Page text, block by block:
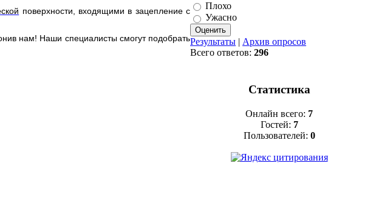
поверхности, входящими в зацепление с
нам! Наши специалисты смогут подобрать
Плохо
Ужасно
Результаты | Архив опросов
Всего ответов: 296
Статистика
Онлайн всего: 7
Гостей: 7
Пользователей: 0